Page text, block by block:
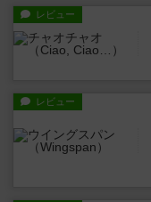
レビュー
レビュー